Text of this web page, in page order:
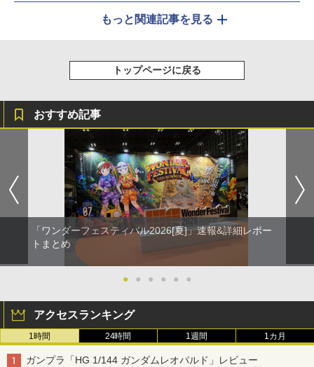
もっと関連記事を見る
トップページに戻る
おすすめ記事
「ワンダーフェスティバル2026[夏]」速報&詳細レポー
トまとめ
● ● ● ● ● ●
アクセスランキング
1時間 24時間 1週間 1カ月
ガンプラ「HG 1/144 ガンダムレオパルド」レビュー